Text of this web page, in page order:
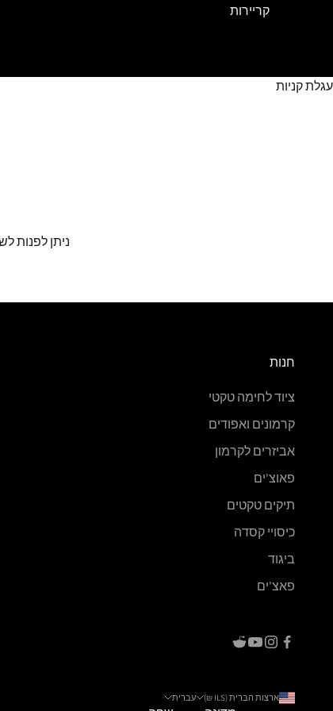
קריירות
עגלת קניות
ניתן לפנות
חנות
ציוד לחימה טקטי
קרמונים ואפודים
אביזרים לקרמון
פאוצ'ים
תיקים טקטים
כיסויי קסדה
ביגוד
פאצ'ים
ארצות הברית (ILS ₪) עברית